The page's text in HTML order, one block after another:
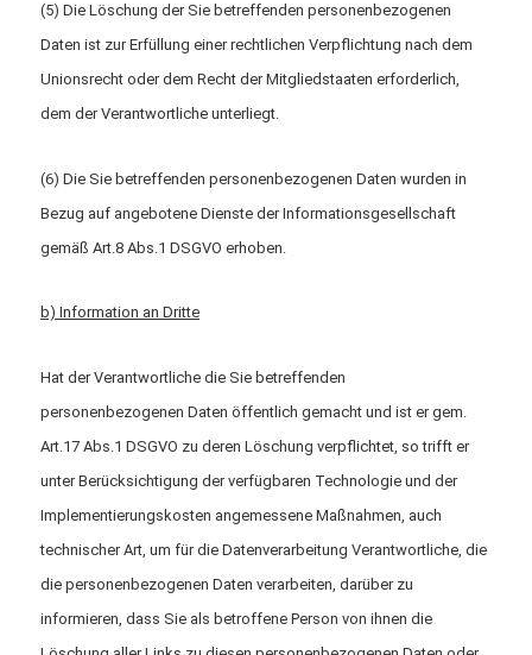
(5) Die Löschung der Sie betreffenden personenbezogenen
Daten ist zur Erfüllung einer rechtlichen Verpflichtung nach dem
Unionsrecht oder dem Recht der Mitgliedstaaten erforderlich,
dem der Verantwortliche unterliegt.
(6) Die Sie betreffenden personenbezogenen Daten wurden in
Bezug auf angebotene Dienste der Informationsgesellschaft
gemäß Art.8 Abs.1 DSGVO erhoben.
b) Information an Dritte
Hat der Verantwortliche die Sie betreffenden
personenbezogenen Daten öffentlich gemacht und ist er gem.
Art.17 Abs.1 DSGVO zu deren Löschung verpflichtet, so trifft er
unter Berücksichtigung der verfügbaren Technologie und der
Implementierungskosten angemessene Maßnahmen, auch
technischer Art, um für die Datenverarbeitung Verantwortliche, die
die personenbezogenen Daten verarbeiten, darüber zu
informieren, dass Sie als betroffene Person von ihnen die